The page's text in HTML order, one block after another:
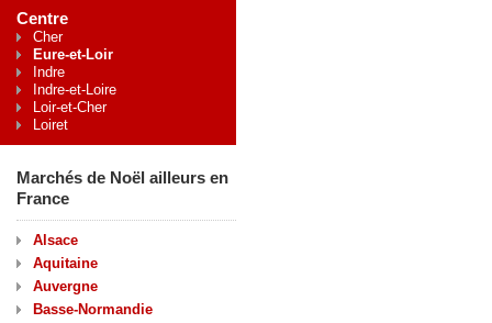
Centre
Cher
Eure-et-Loir
Indre
Indre-et-Loire
Loir-et-Cher
Loiret
Marchés de Noël ailleurs en
France
Alsace
Aquitaine
Auvergne
Basse-Normandie